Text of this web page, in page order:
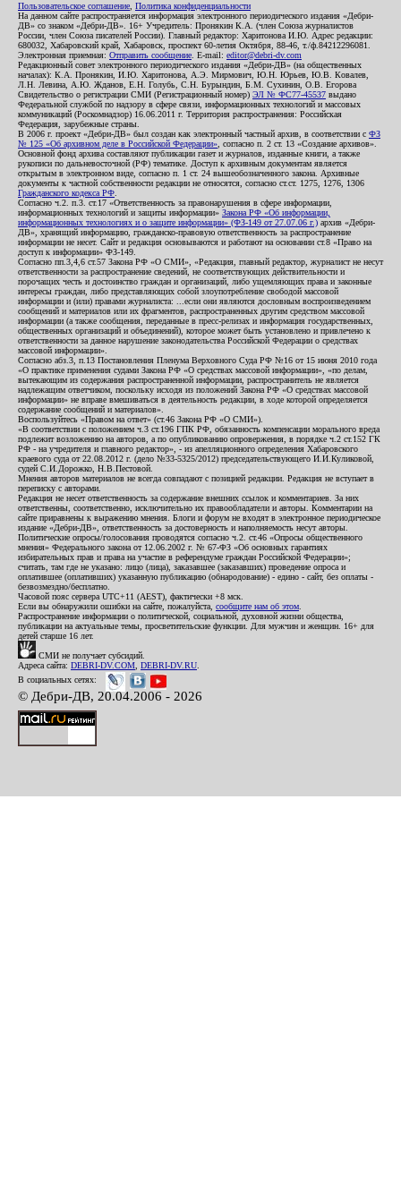
Пользовательское соглашение Политика конфиденциальности
На данном сайте распространяется информация электронного периодического издания «Дебри-
ДВ» со знаком «Дебри-ДВ». 16+ Учредитель: Пронякин К.А. (член Союза журналистов
России, член Союза писателей России). Главный редактор: Харитонова И.Ю. Адрес редакции:
680032, Хабаровский край, Хабаровск, проспект 60-летия Октября, 88-46, т./ф.84212296081.
Электронная приемная: Отправить сообщение . E-mail: editor@debri-dv.com
Редакционный совет электронного периодического издания «Дебри-ДВ» (на общественных
началах): К.А. Пронякин, И.Ю. Харитонова, А.Э. Мирмович, Ю.Н. Юрьев, Ю.В. Ковалев,
Л.Н. Левина, А.Ю. Жданов, Е.Н. Голубь, С.Н. Бурындин, Б.М. Сухинин, О.В. Егорова
Свидетельство о регистрации СМИ (Регистрационный номер) ЭЛ № ФС77-45537 выдано
Федеральной службой по надзору в сфере связи, информационных технологий и массовых
коммуникаций (Роскомнадзор) 16.06.2011 г. Территория распространения: Российская
Федерация, зарубежные страны.
В 2006 г. проект «Дебри-ДВ» был создан как электронный частный архив, в соответствии с ФЗ
№ 125 «Об архивном деле в Российской Федерации» , согласно п. 2 ст. 13 «Создание архивов».
Основной фонд архива составляют публикации газет и журналов, изданные книги, а также
рукописи по дальневосточной (РФ) тематике. Доступ к архивным документам является
открытым в электронном виде, согласно п. 1 ст. 24 вышеобозначенного закона. Архивные
документы к частной собственности редакции не относятся, согласно ст.ст. 1275, 1276, 1306
Гражданского кодекса РФ
Согласно ч.2. п.3. ст.17 «Ответственность за правонарушения в сфере информации,
информационных технологий и защиты информации» Закона РФ «Об информации,
информационных технологиях и о защите информации» (ФЗ-149 от 27.07.06 г.) архив «Дебри-
ДВ», хранящий информацию, гражданско-правовую ответственность за распространение
информации не несет. Сайт и редакция основываются и работают на основании ст.8 «Право на
доступ к информации» ФЗ-149.
Согласно пп.3,4,6 ст.57 Закона РФ «О СМИ», «Редакция, главный редактор, журналист не несут
ответственности за распространение сведений, не соответствующих действительности и
порочащих честь и достоинство граждан и организаций, либо ущемляющих права и законные
интересы граждан, либо представляющих собой злоупотребление свободой массовой
информации и (или) правами журналиста: ...если они являются дословным воспроизведением
сообщений и материалов или их фрагментов, распространенных другим средством массовой
информации (а также сообщения, переданные в пресс-релизах и информация государственных,
общественных организаций и объединений), которое может быть установлено и привлечено к
ответственности за данное нарушение законодательства Российской Федерации о средствах
массовой информации».
Согласно абз.3, п.13 Постановления Пленума Верховного Суда РФ №16 от 15 июня 2010 года
«О практике применения судами Закона РФ «О средствах массовой информации», «по делам,
вытекающим из содержания распространенной информации, распространитель не является
надлежащим ответчиком, поскольку исходя из положений Закона РФ «О средствах массовой
информации» не вправе вмешиваться в деятельность редакции, в ходе которой определяется
содержание сообщений и материалов».
Воспользуйтесь «Правом на ответ» (ст.46 Закона РФ «О СМИ»).
«В соответствии с положением ч.3 ст.196 ГПК РФ, обязанность компенсации морального вреда
подлежит возложению на авторов, а по опубликованию опровержения, в порядке ч.2 ст.152 ГК
РФ - на учредителя и главного редактор», - из апелляционного определения Хабаровского
краевого суда от 22.08.2012 г. (дело №33-5325/2012) председательствующего И.И.Куликовой,
судей С.И.Дорожко, Н.В.Пестовой.
Мнения авторов материалов не всегда совпадают с позицией редакции. Редакция не вступает в
переписку с авторами.
Редакция не несет ответственность за содержание внешних ссылок и комментариев. За них
ответственны, соответственно, исключительно их правообладатели и авторы. Комментарии на
сайте приравнены к выражению мнения. Блоги и форум не входят в электронное периодическое
издание «Дебри-ДВ», ответственность за достоверность и наполняемость несут авторы.
Политические опросы/голосования проводятся согласно ч.2. ст.46 «Опросы общественного
мнения» Федерального закона от 12.06.2002 г. № 67-ФЗ «Об основных гарантиях
избирательных прав и права на участие в референдуме граждан Российской Федерации»;
считать, там где не указано: лицо (лица), заказавшее (заказавших) проведение опроса и
оплатившее (оплативших) указанную публикацию (обнародование) - едино - сайт, без оплаты -
безвозмездно/бесплатно.
Часовой пояс сервера UTC+11 (AEST), фактически +8 мск.
Если вы обнаружили ошибки на сайте, пожалуйста, сообщите нам об этом
Распространение информации о политической, социальной, духовной жизни общества,
публикации на актуальные темы, просветительские функции. Для мужчин и женщин. 16+ для
детей старше 16 лет.
СМИ не получает субсидий.
Адреса сайта: DEBRI-DV.COM DEBRI-DV.RU
В социальных сетях:
© Дебри-ДВ, 20.04.2006 - 2026